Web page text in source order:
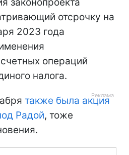
отсрочку на
2023 года
операций
налога.
также была акция
Радой, тоже